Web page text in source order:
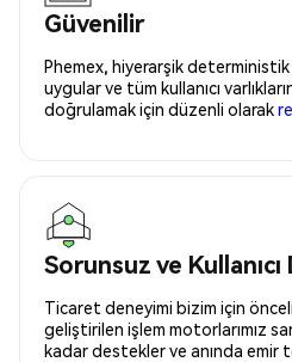
Güvenilir
Phemex, hiyerarşik
uygular ve tüm kullanıcı
doğrulamak için düzenli olarak
Sorunsuz ve
Ticaret deneyimi bizim için
geliştirilen işlem motorlarımız
kadar destekler ve anında emir